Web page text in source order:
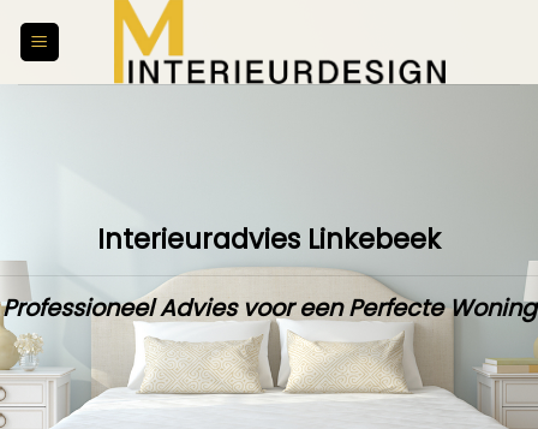
Interieuradvies Linkebeek
Professioneel Advies voor een Perfecte Woning